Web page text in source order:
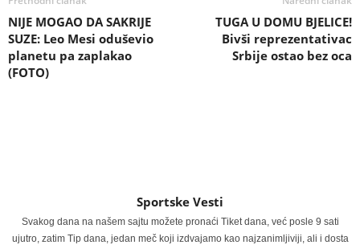
NIJE MOGAO DA SAKRIJE
SUZE: Leo Mesi oduševio
planetu pa zaplakao
(FOTO)
TUGA U DOMU BJELICE!
Bivši reprezentativac
Srbije ostao bez oca
Sportske Vesti
Svakog dana na našem sajtu možete pronaći Tiket dana, već posle 9 sati
ujutro, zatim Tip dana, jedan meč koji izdvajamo kao najzanimljiviji, ali i dosta